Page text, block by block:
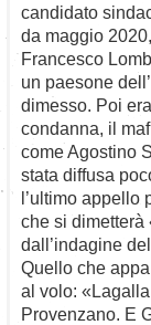
candidato
da maggio
Francesco
un paesone
dimesso. Poi
condanna, il
come Agostino
stata diffusa
l’ultimo appello
che si
dall’indagine
Quello che
al volo:
Provenzano. E